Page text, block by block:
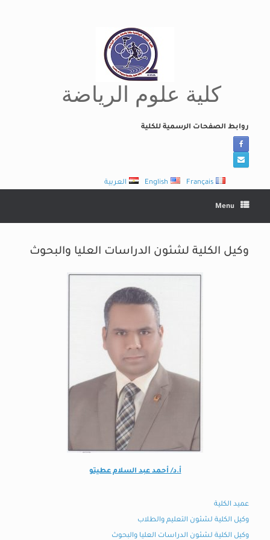
كلية علوم الرياضة
روابط الصفحات الرسمية للكلية
العربية English Français
Menu
وكيل الكلية لشئون الدراسات العليا والبحوث
أ.د/ أحمد عبد السلام عطيتو
عميد الكلية
وكيل الكلية لشئون التعليم والطلاب
وكيل الكلية لشئون الدراسات العليا والبحوث